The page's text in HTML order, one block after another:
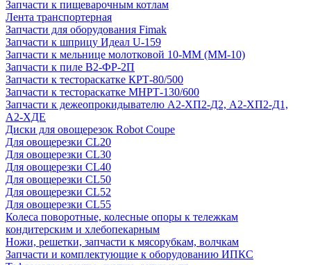
Запчасти к пищеварочным котлам
Лента транспортерная
Запчасти для оборудования Fimak
Запчасти к шприцу Идеал U-159
Запчасти к мельнице молотковой 10-ММ (ММ-10)
Запчасти к пиле В2-ФР-2П
Запчасти к тестораскатке КРТ-80/500
Запчасти к тестораскатке МНРТ-130/600
Запчасти к деже­опрокидывателю А2-ХП2-Д2, А2-ХП2-Д1,
А2-ХДЕ
Диски для овощерезок Robot Coupe
Для овощерезки CL20
Для овощерезки CL30
Для овощерезки CL40
Для овощерезки CL50
Для овощерезки CL52
Для овощерезки CL55
Колеса поворотные, колесные опоры к тележкам
кондитерским и хлебопекарным
Ножи, решетки, запчасти к мясорубкам, волчкам
Запчасти и комплектующие к оборудованию ИПКС